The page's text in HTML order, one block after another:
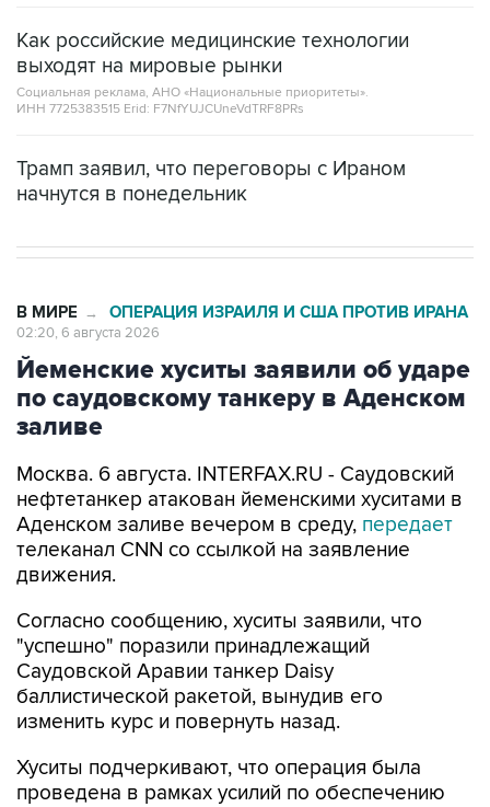
Как российские медицинские технологии
выходят на мировые рынки
Социальная реклама, АНО «Национальные приоритеты».
ИНН 7725383515 Erid: F7NfYUJCUneVdTRF8PRs
Трамп заявил, что переговоры с Ираном
начнутся в понедельник
В МИРЕ → ОПЕРАЦИЯ ИЗРАИЛЯ И США ПРОТИВ ИРАНА
02:20, 6 августа 2026
Йеменские хуситы заявили об ударе
по саудовскому танкеру в Аденском
заливе
Москва. 6 августа. INTERFAX.RU - Саудовский
нефтетанкер атакован йеменскими хуситами в
Аденском заливе вечером в среду, передает
телеканал CNN со ссылкой на заявление
движения.
Согласно сообщению, хуситы заявили, что
"успешно" поразили принадлежащий
Саудовской Аравии танкер Daisy
баллистической ракетой, вынудив его
изменить курс и повернуть назад.
Хуситы подчеркивают, что операция была
проведена в рамках усилий по обеспечению